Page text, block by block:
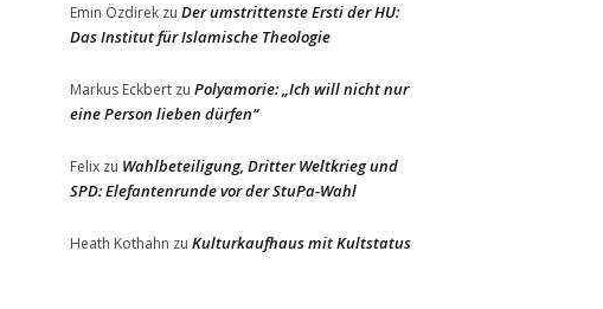
Emin Özdirek zu Der umstrittenste Ersti der HU:
Das Institut für Islamische Theologie
Markus Eckbert zu Polyamorie: „Ich will nicht nur
eine Person lieben dürfen“
Felix zu Wahlbeteiligung, Dritter Weltkrieg und
SPD: Elefantenrunde vor der StuPa-Wahl
Heath Kothahn zu Kulturkaufhaus mit Kultstatus